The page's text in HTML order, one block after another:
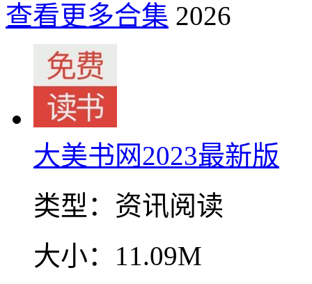
查看更多合集
大美书网2023最新版
类型： 资讯阅读
大小： 11.09M